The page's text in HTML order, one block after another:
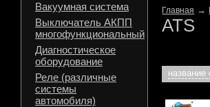
Вакуумная система
Выключатель АКПП
многофункциональный
Диагностическое
оборудование
Реле (различные
системы
автомобиля)
Главная →
ATS